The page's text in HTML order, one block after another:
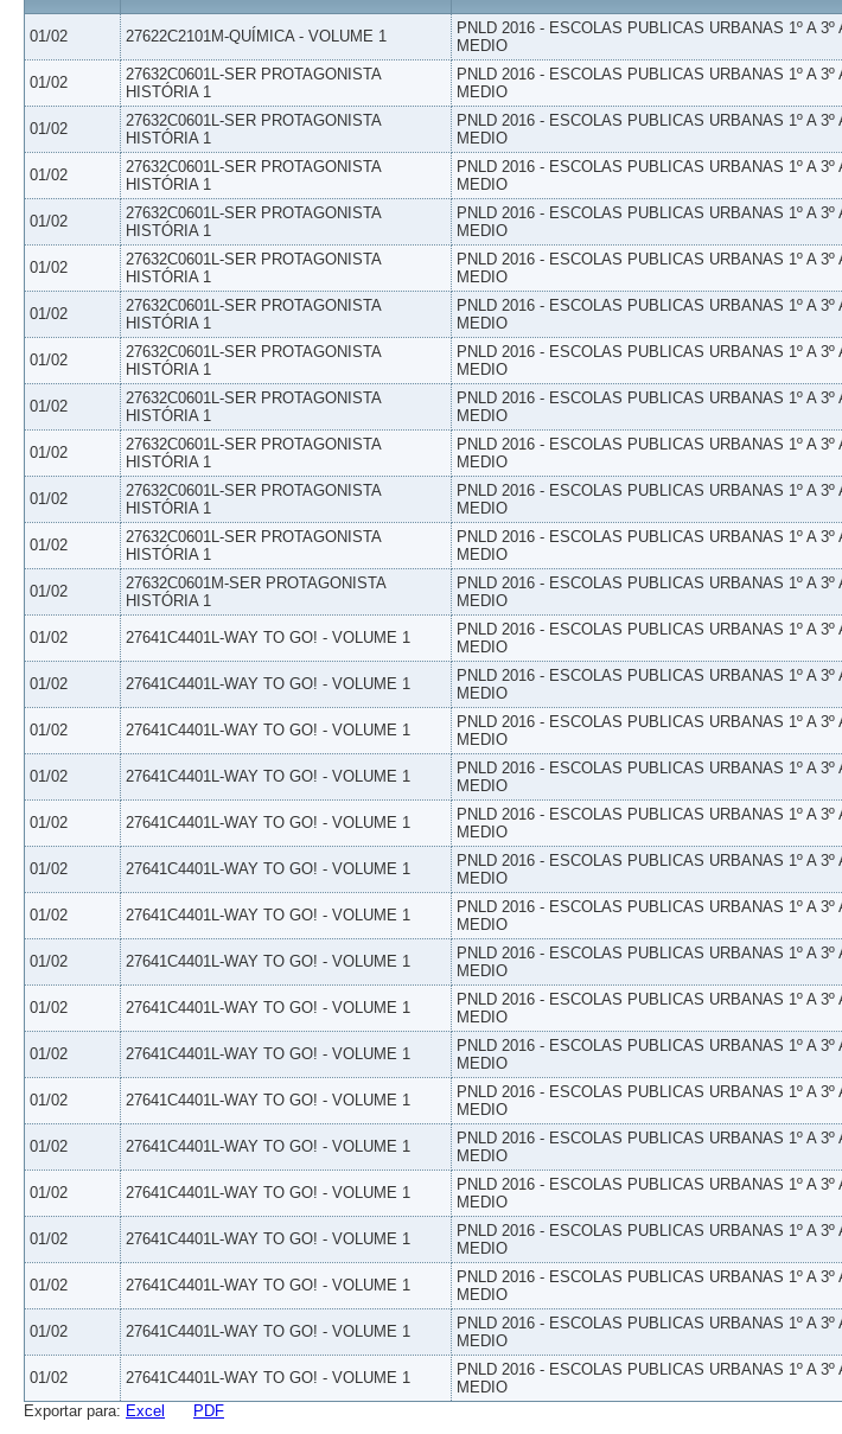
01/02 27622C2101M-QUÍMICA - VOLUME 1
PNLD 2016 - ESCOLAS PUBLICAS URBANAS 1º A 3º
MEDIO
01/02
27632C0601L-SER PROTAGONISTA
HISTÓRIA 1
PNLD 2016 - ESCOLAS PUBLICAS URBANAS 1º A 3º
MEDIO
01/02
27632C0601L-SER PROTAGONISTA
HISTÓRIA 1
PNLD 2016 - ESCOLAS PUBLICAS URBANAS 1º A 3º
MEDIO
01/02
27632C0601L-SER PROTAGONISTA
HISTÓRIA 1
PNLD 2016 - ESCOLAS PUBLICAS URBANAS 1º A 3º
MEDIO
01/02
27632C0601L-SER PROTAGONISTA
HISTÓRIA 1
PNLD 2016 - ESCOLAS PUBLICAS URBANAS 1º A 3º
MEDIO
01/02
27632C0601L-SER PROTAGONISTA
HISTÓRIA 1
PNLD 2016 - ESCOLAS PUBLICAS URBANAS 1º A 3º
MEDIO
01/02
27632C0601L-SER PROTAGONISTA
HISTÓRIA 1
PNLD 2016 - ESCOLAS PUBLICAS URBANAS 1º A 3º
MEDIO
01/02
27632C0601L-SER PROTAGONISTA
HISTÓRIA 1
PNLD 2016 - ESCOLAS PUBLICAS URBANAS 1º A 3º
MEDIO
01/02
27632C0601L-SER PROTAGONISTA
HISTÓRIA 1
PNLD 2016 - ESCOLAS PUBLICAS URBANAS 1º A 3º
MEDIO
01/02
27632C0601L-SER PROTAGONISTA
HISTÓRIA 1
PNLD 2016 - ESCOLAS PUBLICAS URBANAS 1º A 3º
MEDIO
01/02
27632C0601L-SER PROTAGONISTA
HISTÓRIA 1
PNLD 2016 - ESCOLAS PUBLICAS URBANAS 1º A 3º
MEDIO
01/02
27632C0601L-SER PROTAGONISTA
HISTÓRIA 1
PNLD 2016 - ESCOLAS PUBLICAS URBANAS 1º A 3º
MEDIO
01/02
27632C0601M-SER PROTAGONISTA
HISTÓRIA 1
PNLD 2016 - ESCOLAS PUBLICAS URBANAS 1º A 3º
MEDIO
01/02 27641C4401L-WAY TO GO! - VOLUME 1
PNLD 2016 - ESCOLAS PUBLICAS URBANAS 1º A 3º
MEDIO
01/02 27641C4401L-WAY TO GO! - VOLUME 1
PNLD 2016 - ESCOLAS PUBLICAS URBANAS 1º A 3º
MEDIO
01/02 27641C4401L-WAY TO GO! - VOLUME 1
PNLD 2016 - ESCOLAS PUBLICAS URBANAS 1º A 3º
MEDIO
01/02 27641C4401L-WAY TO GO! - VOLUME 1
PNLD 2016 - ESCOLAS PUBLICAS URBANAS 1º A 3º
MEDIO
01/02 27641C4401L-WAY TO GO! - VOLUME 1
PNLD 2016 - ESCOLAS PUBLICAS URBANAS 1º A 3º
MEDIO
01/02 27641C4401L-WAY TO GO! - VOLUME 1
PNLD 2016 - ESCOLAS PUBLICAS URBANAS 1º A 3º
MEDIO
01/02 27641C4401L-WAY TO GO! - VOLUME 1
PNLD 2016 - ESCOLAS PUBLICAS URBANAS 1º A 3º
MEDIO
01/02 27641C4401L-WAY TO GO! - VOLUME 1
PNLD 2016 - ESCOLAS PUBLICAS URBANAS 1º A 3º
MEDIO
01/02 27641C4401L-WAY TO GO! - VOLUME 1
PNLD 2016 - ESCOLAS PUBLICAS URBANAS 1º A 3º
MEDIO
01/02 27641C4401L-WAY TO GO! - VOLUME 1
PNLD 2016 - ESCOLAS PUBLICAS URBANAS 1º A 3º
MEDIO
01/02 27641C4401L-WAY TO GO! - VOLUME 1
PNLD 2016 - ESCOLAS PUBLICAS URBANAS 1º A 3º
MEDIO
01/02 27641C4401L-WAY TO GO! - VOLUME 1
PNLD 2016 - ESCOLAS PUBLICAS URBANAS 1º A 3º
MEDIO
01/02 27641C4401L-WAY TO GO! - VOLUME 1
PNLD 2016 - ESCOLAS PUBLICAS URBANAS 1º A 3º
MEDIO
01/02 27641C4401L-WAY TO GO! - VOLUME 1
PNLD 2016 - ESCOLAS PUBLICAS URBANAS 1º A 3º
MEDIO
01/02 27641C4401L-WAY TO GO! - VOLUME 1
PNLD 2016 - ESCOLAS PUBLICAS URBANAS 1º A 3º
MEDIO
01/02 27641C4401L-WAY TO GO! - VOLUME 1
PNLD 2016 - ESCOLAS PUBLICAS URBANAS 1º A 3º
MEDIO
01/02 27641C4401L-WAY TO GO! - VOLUME 1
PNLD 2016 - ESCOLAS PUBLICAS URBANAS 1º A 3º
MEDIO
Exportar para: Excel PDF